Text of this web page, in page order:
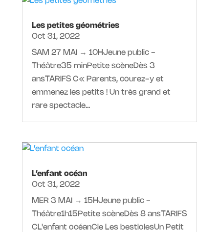
Les petites géométries
Oct 31, 2022
SAM 27 MAI → 10HJeune public -
Théâtre35 minPetite scèneDès 3
ansTARIFS C« Parents, courez-y et
emmenez les petits ! Un très grand et
rare spectacle...
L’enfant océan
Oct 31, 2022
MER 3 MAI → 15HJeune public -
Théâtre1h15Petite scèneDès 8 ansTARIFS
CL'enfant océanCie Les bestiolesUn Petit